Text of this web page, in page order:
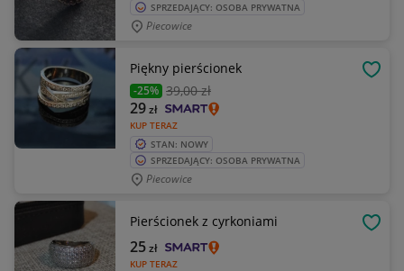
SPRZEDAJĄCY: OSOBA PRYWATNA
Piecowice
Piękny pierścionek
-25% 39,00 zł
KUP TERAZ
29zł
STAN: NOWY
SPRZEDAJĄCY: OSOBA PRYWATNA
Piecowice
Pierścionek z cyrkoniami
KUP TERAZ
25zł